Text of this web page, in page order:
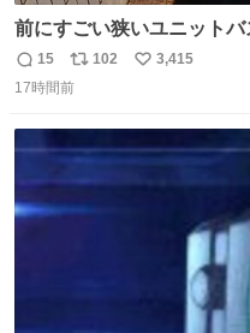
前にすごい狭いユニット
うに温泉とかに連れてっ
は幸せもんです・・・いつ
返
信
15
リ
ポ
ト
102
い
数
3,415
17時間前